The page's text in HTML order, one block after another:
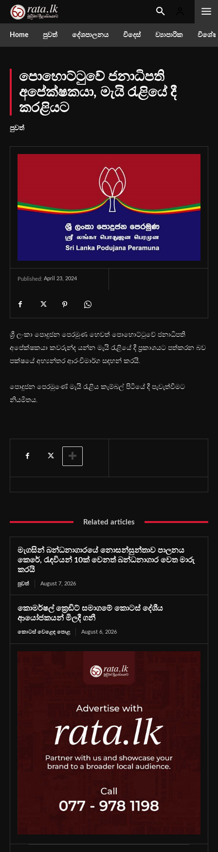
Home පුවත් දේශපාලනය විදෙස් ව්‍යාපාරික
පොහොට්ටුවේ ජනාධිපති
අපේක්ෂකයා, මැයි රැළියේ දී
කරළියට
පුවත්
Published: April 23, 2024
ශ්‍රී ලංකා පොදුජන පෙරමුණ හෙවත් පොහොට්ටුවේ ජනාධිපති
අපේක්ෂකයා කවරුන්ද යන්න මැයි රැළියේ දී ප්‍රකාශයට පත්කරන බව
පක්ෂයේ අභ්‍යන්තර ආරංචිමාර්ග සඳහන් කරයි.
පොදුජන පෙරමුණේ මැයි රැළිය කැම්බල් පිටියේ දී පැවැත්වීමට
නියමිතය.
Related articles
මැගසින් බන්ධනාගාරයේ නොසන්සුන්තාව පාලනය
කෙරේ, රැඳවියන් 10ක් වෙනත් බන්ධනාගාර වෙත මාරු
කරයි
පුවත් August 7, 2026
කොමර්ෂල් ක්‍රෙඩිට් සමාගමේ කොටස් දේශීය
ආයෝජකයන් මිලදී ගනී
කොටස් වෙළෙඳ පොළ August 6, 2026